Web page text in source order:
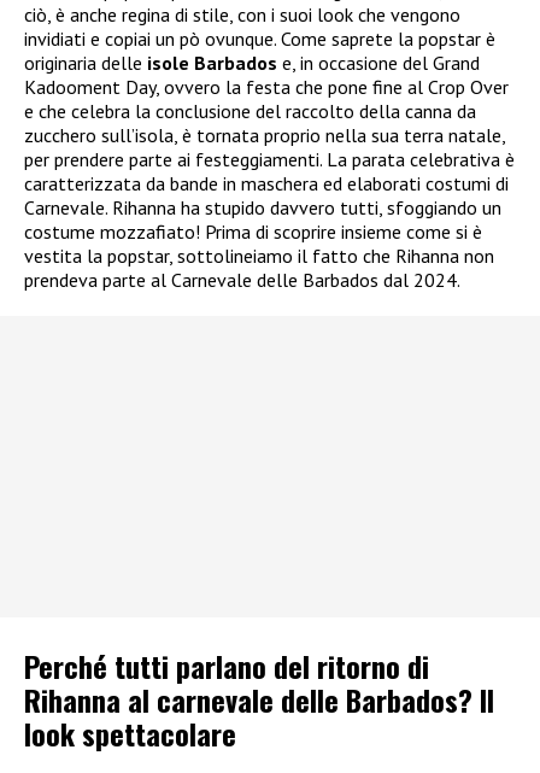
ciò, è anche regina di stile, con i suoi look che vengono
invidiati e copiai un pò ovunque. Come saprete la popstar è
originaria delle isole Barbados e, in occasione del Grand
Kadooment Day, ovvero la festa che pone fine al Crop Over
e che celebra la conclusione del raccolto della canna da
zucchero sull’isola, è tornata proprio nella sua terra natale,
per prendere parte ai festeggiamenti. La parata celebrativa è
caratterizzata da bande in maschera ed elaborati costumi di
Carnevale. Rihanna ha stupido davvero tutti, sfoggiando un
costume mozzafiato! Prima di scoprire insieme come si è
vestita la popstar, sottolineiamo il fatto che Rihanna non
prendeva parte al Carnevale delle Barbados dal 2024.
Perché tutti parlano del ritorno di
Rihanna al carnevale delle Barbados? Il
look spettacolare